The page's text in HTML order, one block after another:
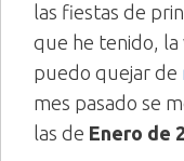
las fiestas de
que he tenido,
puedo quejar de
mes pasado se
las de Enero de